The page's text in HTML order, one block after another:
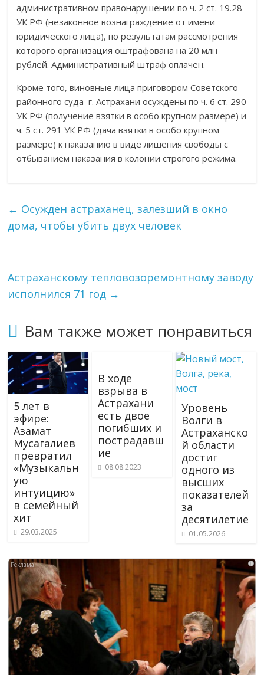
административном правонарушении по ч. 2 ст. 19.28
УК РФ (незаконное вознаграждение от имени
юридического лица), по результатам рассмотрения
которого организация оштрафована на 20 млн
рублей. Административный штраф оплачен.
Кроме того, виновные лица приговором Советского
районного суда г. Астрахани осуждены по ч. 6 ст. 290
УК РФ (получение взятки в особо крупном размере) и
ч. 5 ст. 291 УК РФ (дача взятки в особо крупном
размере) к наказанию в виде лишения свободы с
отбыванием наказания в колонии строгого режима.
← Осужден астраханец, залезший в окно
дома, чтобы убить двух человек
Астраханскому тепловозоремонтному заводу
исполнился 71 год →
Вам также может понравиться
5 лет в
эфире:
Азамат
Мусагалиев
превратил
«Музыкальн
ую
интуицию»
в семейный
хит
29.03.2025
В ходе
взрыва в
Астрахани
есть двое
погибших и
пострадавш
ие
08.08.2023
Уровень
Волги в
Астраханско
й области
достиг
одного из
высших
показателей
за
десятилетие
01.05.2026
i